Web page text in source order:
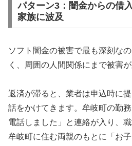
パターン3：闇金からの借
家族に波及
ソフト闇金の被害で最も深刻な
く、周囲の人間関係にまで被害が
返済が滞ると、業者は申込時に
話をかけてきます。牟岐町の勤
電話しました」と連絡が入り、
牟岐町に住む両親のもとに「お